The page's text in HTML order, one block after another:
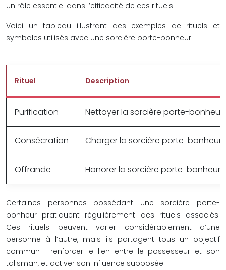
un rôle essentiel dans l’efficacité de ces rituels.
Voici un tableau illustrant des exemples de rituels et
symboles utilisés avec une sorcière porte-bonheur :
Rituel Description
Purification Nettoyer la sorcière porte-bonheur
Consécration Charger la sorcière porte-bonheur
Offrande Honorer la sorcière porte-bonheur
Certaines personnes possédant une sorcière porte-
bonheur pratiquent régulièrement des rituels associés.
Ces rituels peuvent varier considérablement d’une
personne à l’autre, mais ils partagent tous un objectif
commun : renforcer le lien entre le possesseur et son
talisman, et activer son influence supposée.